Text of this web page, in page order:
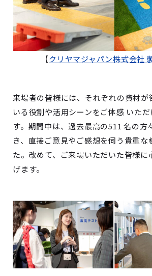
【クリヤマジャパン株式会社
来場者の皆様には、それぞれの資材が
いる役割や活用シーンをご体感 いた
す。期間中は、過去最高の511 名の方
き、直接ご意見やご感想を伺う貴重な
た。改めて、ご来場いただいた皆様に
げます。